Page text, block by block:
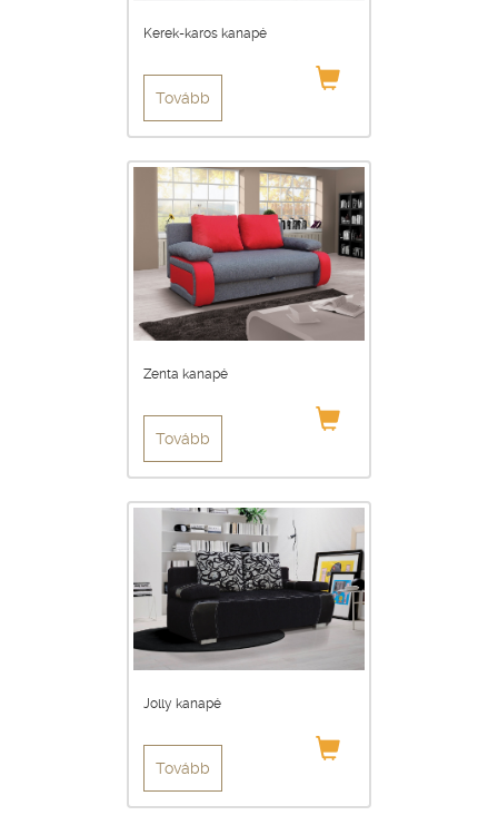
Kerek-karos kanapé
Tovább
Zenta kanapé
Tovább
Jolly kanapé
Tovább